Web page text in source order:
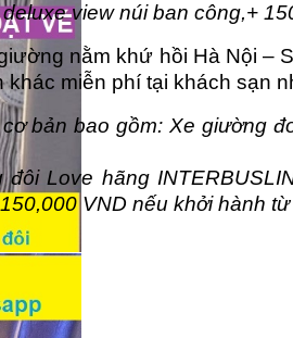
view núi ban công,+
nằm khứ hồi Hà Nội –
miễn phí tại khách sạn
bản bao gồm: Xe giường
Love hãng
VND nếu khởi hành